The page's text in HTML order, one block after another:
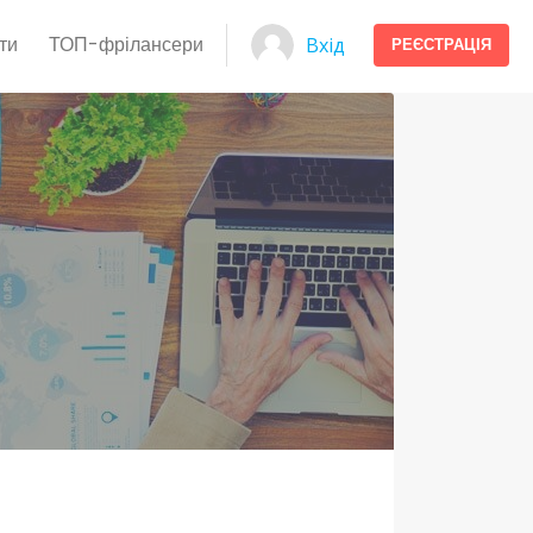
ТОП-фрілансери Вхід РЕЄСТРАЦІЯ